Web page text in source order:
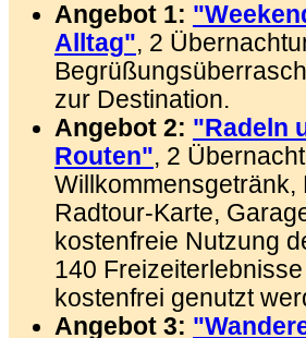
Angebot 1:
Alltag", 2
zur Destination.
Angebot 2: "Radeln
Routen", 2
Willkommensgetränk,
Radtour-Karte,
kostenfreie Nutzung
140
kostenfrei genutzt
Angebot 3: